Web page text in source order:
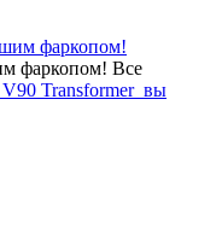
фаркопом! Все
Transformer вы